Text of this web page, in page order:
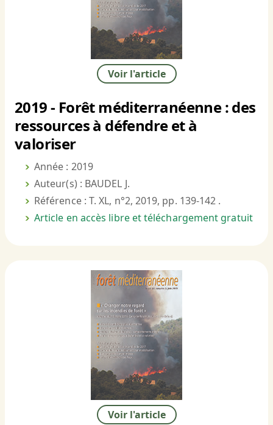
Voir l'article
2019 - Forêt méditerranéenne : des
ressources à défendre et à
valoriser
Année : 2019
Auteur(s) : BAUDEL J.
Référence : T. XL, n°2, 2019, pp. 139-142 .
Article en accès libre et téléchargement gratuit
Voir l'article